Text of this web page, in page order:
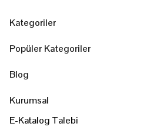
Kategoriler
Popüler Kategoriler
Blog
Kurumsal
E-Katalog Talebi